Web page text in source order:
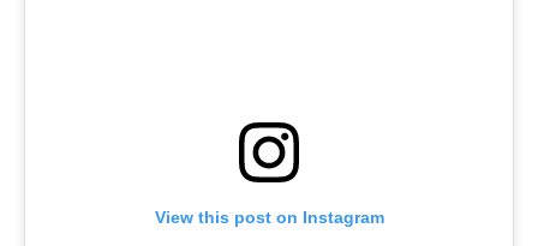
View this post on Instagram